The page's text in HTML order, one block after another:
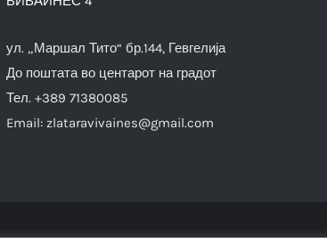
ул. „Маршал Тито“ бр.144, Гевгелија
До поштата во центарот на градот
Тел. +389 71380085
Email: zlataravivaines@gmail.com